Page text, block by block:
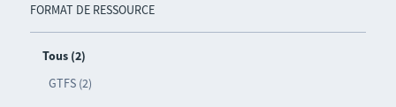
FORMAT DE RESSOURCE
Tous (2)
GTFS (2)